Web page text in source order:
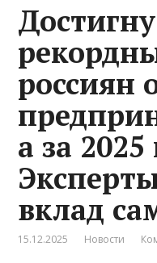
россиян
а за 2025
вклад
15.12.2025 Новости